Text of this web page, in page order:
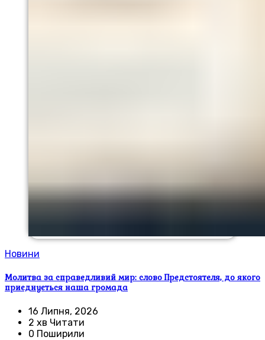
Новини
Молитва за справедливий мир: слово Предстоятеля, до якого
приєднується наша громада
16 Липня, 2026
2 хв Читати
0 Поширили